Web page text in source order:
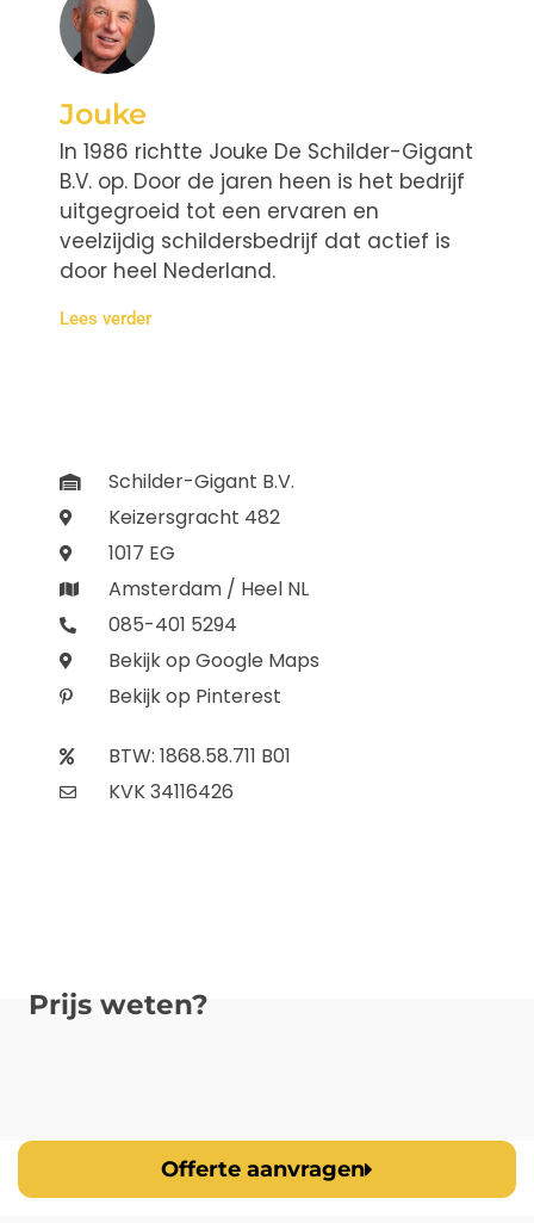
Jouke
In 1986 richtte Jouke De Schilder-Gigant
B.V. op. Door de jaren heen is het bedrijf
uitgegroeid tot een ervaren en
veelzijdig schildersbedrijf dat actief is
door heel Nederland.
Lees verder
Schilder-Gigant B.V.
Keizersgracht 482
1017 EG
Amsterdam / Heel NL
085-401 5294
Bekijk op Google Maps
Bekijk op Pinterest
BTW: 1868.58.711 B01
KVK 34116426
Prijs weten?
Offerte aanvragen